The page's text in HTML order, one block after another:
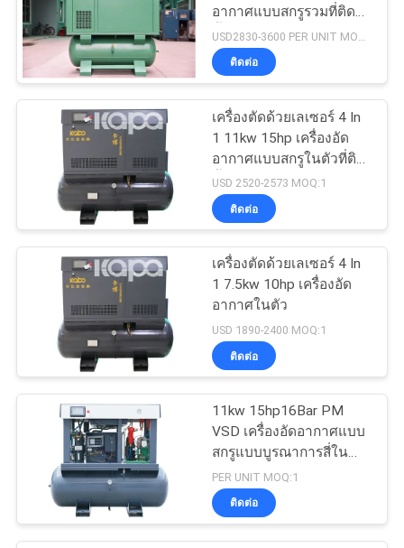
เครื่องอัดอากาศ
ทางการแพทย์
23
เครื่องอัดอากาศแบบ
เกลียวอุตสาหกรรม
เครื่องอัดอากาศแบบ
สกรูแบบพกพา
อากาศแบบสกรูรวมที่ติด
ตั้งกับถังลมและเครื่องเป่า
ลม
ติดต่อ
เครื่องตัดด้วยเลเซอร์ 4 In
1 11kw 15hp เครื่องอัด
อากาศแบบสกรูในตัวที่ติด
ตั้งถังลมและเครื่องเป่าลม
USD 2520-2573 MOQ:1
ติดต่อ
เครื่องตัดด้วยเลเซอร์ 4 In
1 7.5kw 10hp เครื่องอัด
อากาศในตัว
USD 1890-2400 MOQ:1
ติดต่อ
11kw 15hp16Bar PM
VSD เครื่องอัดอากาศแบบ
สกรูแบบบูรณาการสี่ใน
หนึ่งเดียวสำหรับเลเซอร์คัต
เตอร์
PER UNIT MOQ:1
ติดต่อ